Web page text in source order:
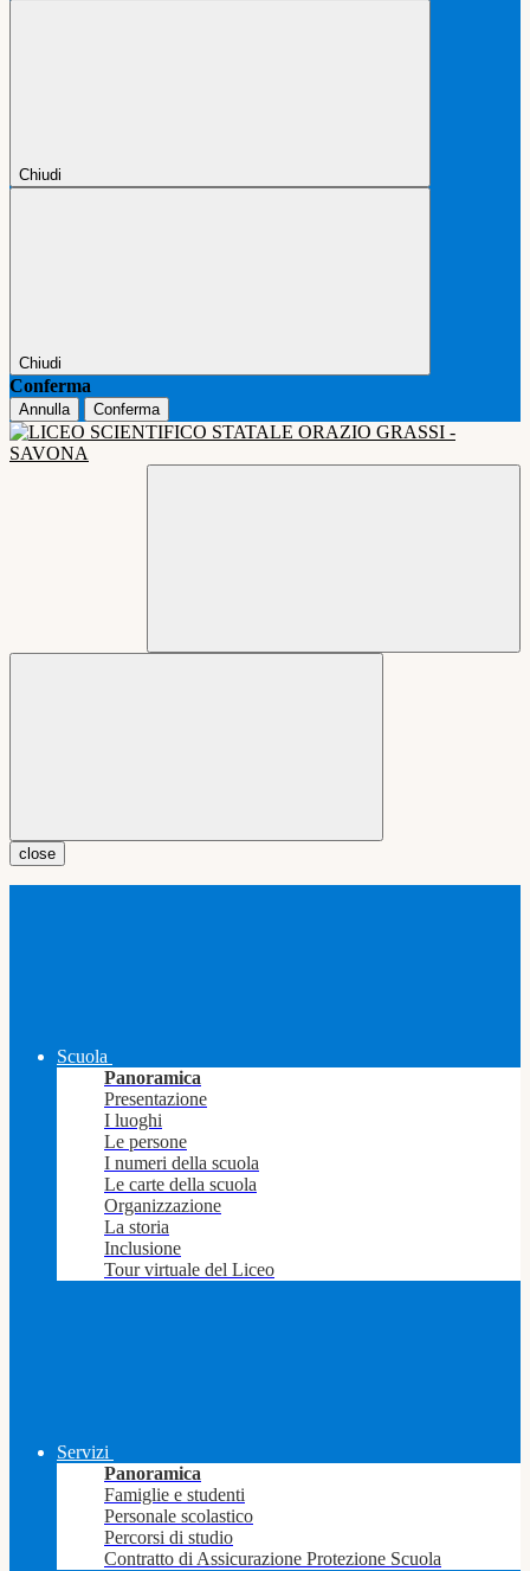
Chiudi
Chiudi
Conferma
Annulla Conferma
close
Scuola
Panoramica
Presentazione
I luoghi
Le persone
I numeri della scuola
Le carte della scuola
Organizzazione
La storia
Inclusione
Tour virtuale del Liceo
Servizi
Panoramica
Famiglie e studenti
Personale scolastico
Percorsi di studio
Contratto di Assicurazione Protezione Scuola